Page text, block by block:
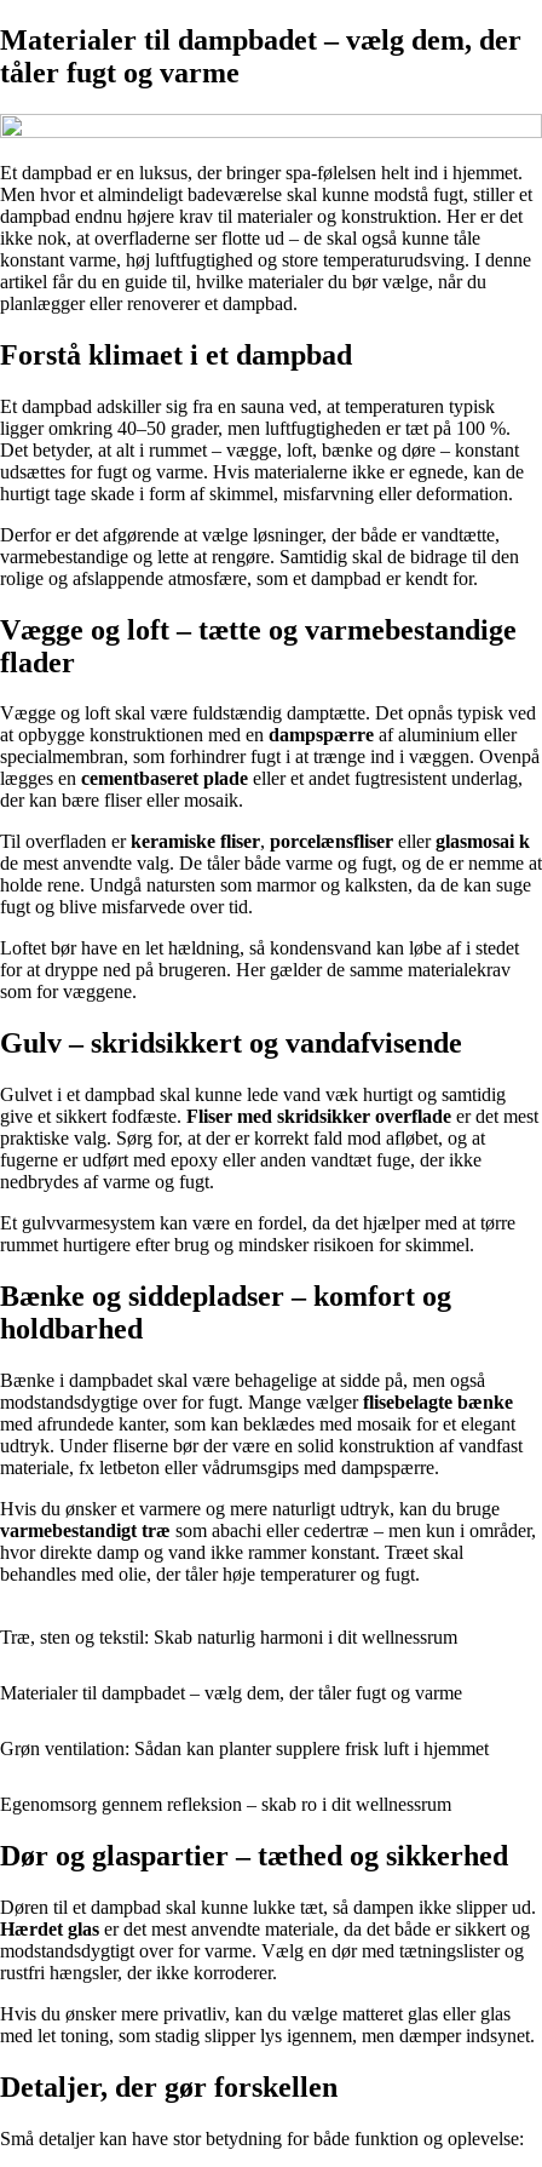
Materialer til dampbadet – vælg dem, der
tåler fugt og varme
Et dampbad er en luksus, der bringer spa-følelsen helt ind i hjemmet.
Men hvor et almindeligt badeværelse skal kunne modstå fugt, stiller et
dampbad endnu højere krav til materialer og konstruktion. Her er det
ikke nok, at overfladerne ser flotte ud – de skal også kunne tåle
konstant varme, høj luftfugtighed og store temperaturudsving. I denne
artikel får du en guide til, hvilke materialer du bør vælge, når du
planlægger eller renoverer et dampbad.
Forstå klimaet i et dampbad
Et dampbad adskiller sig fra en sauna ved, at temperaturen typisk
ligger omkring 40–50 grader, men luftfugtigheden er tæt på 100 %.
Det betyder, at alt i rummet – vægge, loft, bænke og døre – konstant
udsættes for fugt og varme. Hvis materialerne ikke er egnede, kan de
hurtigt tage skade i form af skimmel, misfarvning eller deformation.
Derfor er det afgørende at vælge løsninger, der både er vandtætte,
varmebestandige og lette at rengøre. Samtidig skal de bidrage til den
rolige og afslappende atmosfære, som et dampbad er kendt for.
Vægge og loft – tætte og varmebestandige
flader
Vægge og loft skal være fuldstændig damptætte. Det opnås typisk ved
at opbygge konstruktionen med en dampspærre af aluminium eller
specialmembran, som forhindrer fugt i at trænge ind i væggen. Ovenpå
lægges en cementbaseret plade eller et andet fugtresistent underlag,
der kan bære fliser eller mosaik.
Til overfladen erkeramiske fliser, porcelænsfliser ellerglasmosai k
de mest anvendte valg. De tåler både varme og fugt, og de er nemme at
holde rene. Undgå natursten som marmor og kalksten, da de kan suge
fugt og blive misfarvede over tid.
Loftet bør have en let hældning, så kondensvand kan løbe af i stedet
for at dryppe ned på brugeren. Her gælder de samme materialekrav
som for væggene.
Gulv – skridsikkert og vandafvisende
Gulvet i et dampbad skal kunne lede vand væk hurtigt og samtidig
give et sikkert fodfæste. Fliser med skridsikker overflade er det mest
praktiske valg. Sørg for, at der er korrekt fald mod afløbet, og at
fugerne er udført med epoxy eller anden vandtæt fuge, der ikke
nedbrydes af varme og fugt.
Et gulvvarmesystem kan være en fordel, da det hjælper med at tørre
rummet hurtigere efter brug og mindsker risikoen for skimmel.
Bænke og siddepladser – komfort og
holdbarhed
Bænke i dampbadet skal være behagelige at sidde på, men også
modstandsdygtige over for fugt. Mange vælgerflisebelagte bænke
med afrundede kanter, som kan beklædes med mosaik for et elegant
udtryk. Under fliserne bør der være en solid konstruktion af vandfast
materiale, fx letbeton eller vådrumsgips med dampspærre.
Hvis du ønsker et varmere og mere naturligt udtryk, kan du bruge
varmebestandigt træ som abachi eller cedertræ – men kun i områder,
hvor direkte damp og vand ikke rammer konstant. Træet skal
behandles med olie, der tåler høje temperaturer og fugt.
Træ, sten og tekstil: Skab naturlig harmoni i dit wellnessrum
Materialer til dampbadet – vælg dem, der tåler fugt og varme
Grøn ventilation: Sådan kan planter supplere frisk luft i hjemmet
Egenomsorg gennem refleksion – skab ro i dit wellnessrum
Dør og glaspartier – tæthed og sikkerhed
Døren til et dampbad skal kunne lukke tæt, så dampen ikke slipper ud.
Hærdet glas er det mest anvendte materiale, da det både er sikkert og
modstandsdygtigt over for varme. Vælg en dør med tætningslister og
rustfri hængsler, der ikke korroderer.
Hvis du ønsker mere privatliv, kan du vælge matteret glas eller glas
med let toning, som stadig slipper lys igennem, men dæmper indsynet.
Detaljer, der gør forskellen
Små detaljer kan have stor betydning for både funktion og oplevelse: